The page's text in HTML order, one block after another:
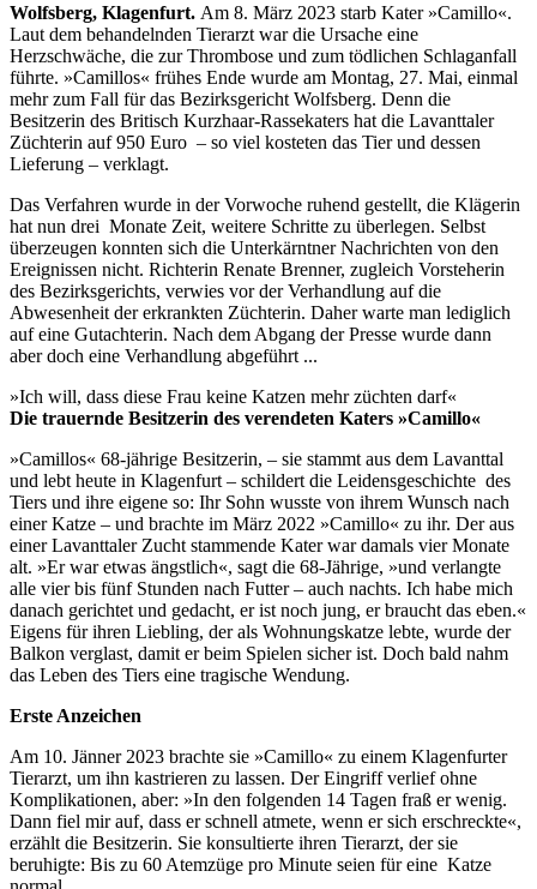
Wolfsberg, Klagenfurt. Am 8. März 2023 starb Kater »Camillo«.
Laut dem behandelnden Tierarzt war die Ursache eine
Herzschwäche, die zur Thrombose und zum tödlichen Schlaganfall
führte. »Camillos« frühes Ende wurde am Montag, 27. Mai, einmal
mehr zum Fall für das Bezirksgericht Wolfsberg. Denn die
Besitzerin des Britisch Kurzhaar-Rassekaters hat die Lavanttaler
Züchterin auf 950 Euro – so viel kosteten das Tier und dessen
Lieferung – verklagt.
Das Verfahren wurde in der Vorwoche ruhend gestellt, die Klägerin
hat nun drei Monate Zeit, weitere Schritte zu überlegen. Selbst
überzeugen konnten sich die Unterkärntner Nachrichten von den
Ereignissen nicht. Richterin Renate Brenner, zugleich Vorsteherin
des Bezirksgerichts, verwies vor der Verhandlung auf die
Abwesenheit der erkrankten Züchterin. Daher warte man lediglich
auf eine Gutachterin. Nach dem Abgang der Presse wurde dann
aber doch eine Verhandlung abgeführt ...
»Ich will, dass diese Frau keine Katzen mehr züchten darf«
Die trauernde Besitzerin des verendeten Katers »Camillo«
»Camillos« 68-jährige Besitzerin, – sie stammt aus dem Lavanttal
und lebt heute in Klagenfurt – schildert die Leidensgeschichte des
Tiers und ihre eigene so: Ihr Sohn wusste von ihrem Wunsch nach
einer Katze – und brachte im März 2022 »Camillo« zu ihr. Der aus
einer Lavanttaler Zucht stammende Kater war damals vier Monate
alt. »Er war etwas ängstlich«, sagt die 68-Jährige, »und verlangte
alle vier bis fünf Stunden nach Futter – auch nachts. Ich habe mich
danach gerichtet und gedacht, er ist noch jung, er braucht das eben.«
Eigens für ihren Liebling, der als Wohnungskatze lebte, wurde der
Balkon verglast, damit er beim Spielen sicher ist. Doch bald nahm
das Leben des Tiers eine tragische Wendung.
Erste Anzeichen
Am 10. Jänner 2023 brachte sie »Camillo« zu einem Klagenfurter
Tierarzt, um ihn kastrieren zu lassen. Der Eingriff verlief ohne
Komplikationen, aber: »In den folgenden 14 Tagen fraß er wenig.
Dann fiel mir auf, dass er schnell atmete, wenn er sich erschreckte«,
erzählt die Besitzerin. Sie konsultierte ihren Tierarzt, der sie
beruhigte: Bis zu 60 Atemzüge pro Minute seien für eine Katze